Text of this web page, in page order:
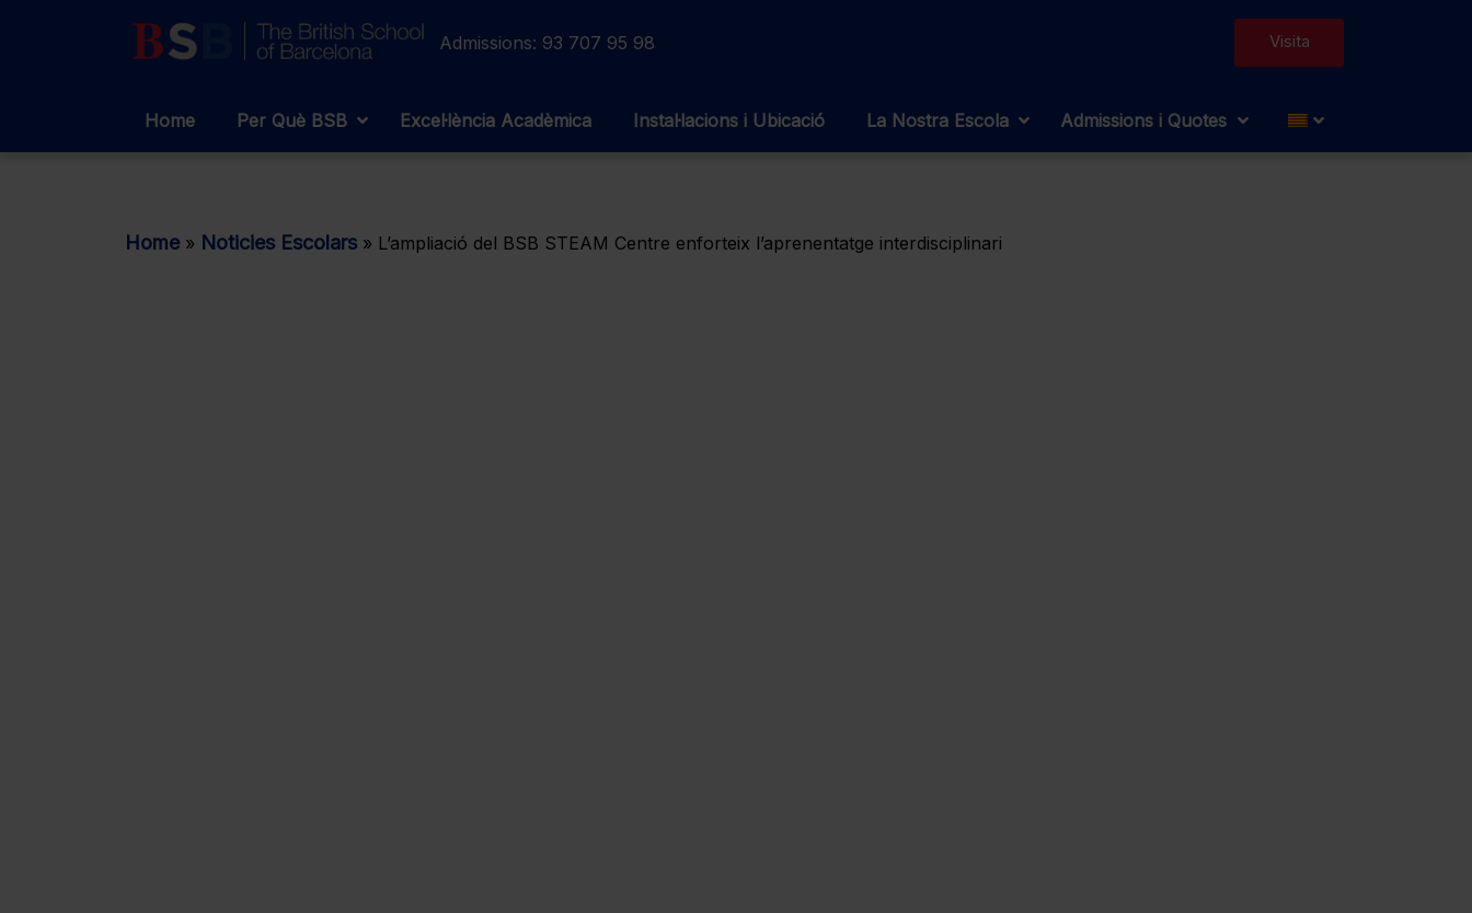
Admissions: 93 707 95 98 Visita
Home Per Què BSB Excel·lència Acadèmica Instal·lacions i Ubicació La Nostra Escola Admissions i Quotes
Home » Noticies Escolars » L’ampliació del BSB STEAM Centre enforteix l’aprenentatge interdisciplinari